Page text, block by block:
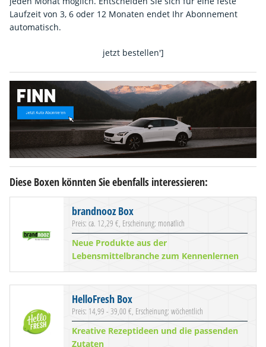
Laufzeit von 3, 6 oder 12 Monaten endet Ihr Abonnement
automatisch.
jetzt bestellen']
Diese Boxen könnten Sie ebenfalls interessieren:
brandnooz Box
Preis: ca. 12,29 €, Erscheinung: monatlich
Neue Produkte aus der
Lebensmittelbranche zum Kennenlernen
HelloFresh Box
Preis: 14,99 - 39,00 €, Erscheinung: wöchentlich
Kreative Rezeptideen und die passenden
Zutaten